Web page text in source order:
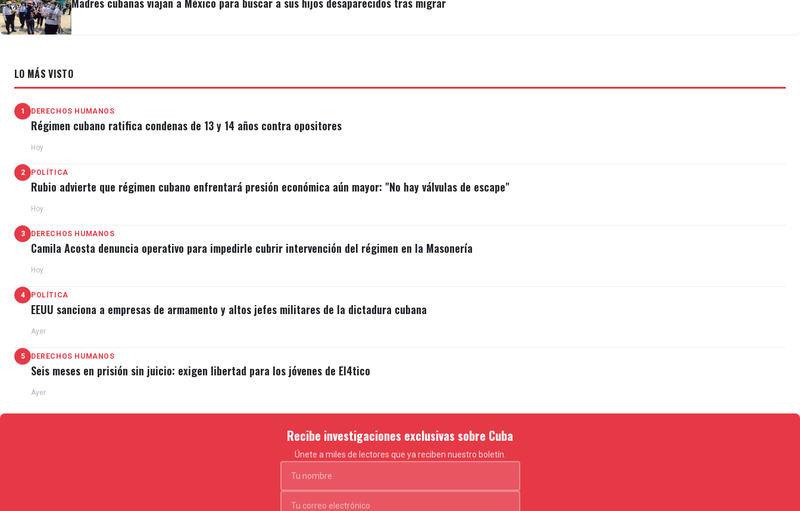
LO MÁS VISTO
1 DERECHOS HUMANOS
Régimen cubano ratifica condenas de 13 y 14 años contra opositores
Hoy
2 POLÍTICA
Rubio advierte que régimen cubano enfrentará presión económica aún mayor: "No hay válvulas de escape"
Hoy
3 DERECHOS HUMANOS
Camila Acosta denuncia operativo para impedirle cubrir intervención del régimen en la Masonería
Hoy
4 POLÍTICA
EEUU sanciona a empresas de armamento y altos jefes militares de la dictadura cubana
Ayer
5 DERECHOS HUMANOS
Seis meses en prisión sin juicio: exigen libertad para los jóvenes de El4tico
Ayer
Recibe investigaciones exclusivas sobre Cuba
Únete a miles de lectores que ya reciben nuestro boletín.